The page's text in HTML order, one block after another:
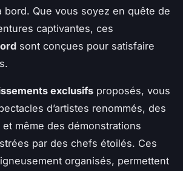
bord. Que vous soyez en quête de
captivantes, ces
sont conçues pour satisfaire
exclusifs proposés, vous
d’artistes renommés, des
même des démonstrations
par des chefs étoilés. Ces
organisés, permettent